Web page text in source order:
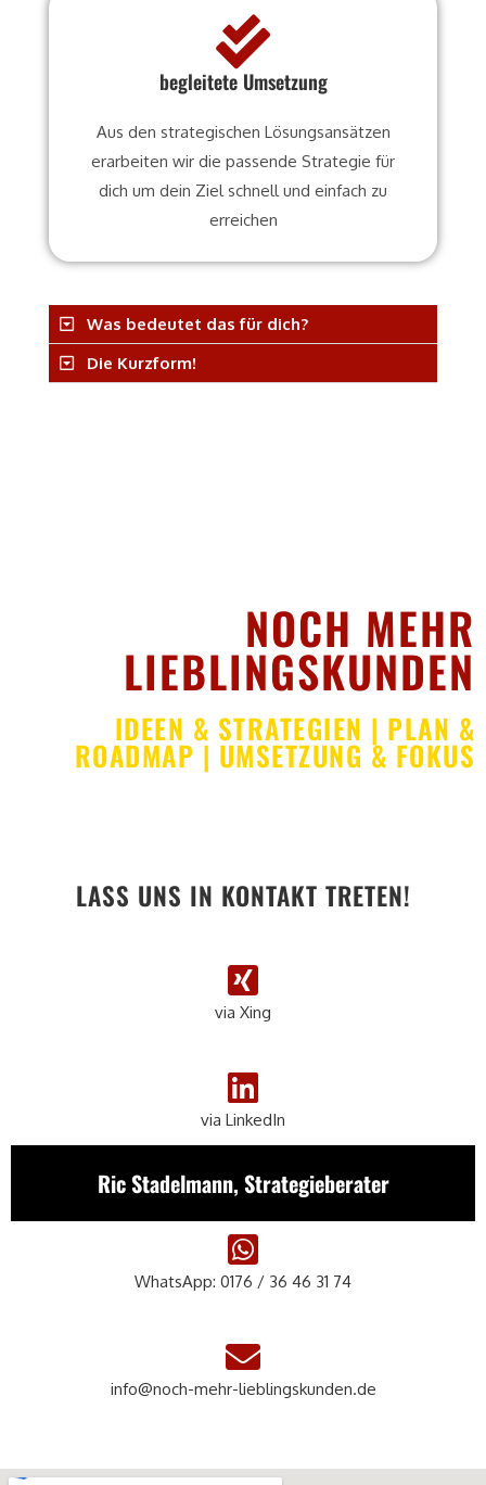
begleitete Umsetzung
Aus den strategischen Lösungsansätzen
erarbeiten wir die passende Strategie für
dich um dein Ziel schnell und einfach zu
erreichen
Was bedeutet das für dich?
Die Kurzform!
NOCH MEHR
LIEBLINGSKUNDEN
IDEEN & STRATEGIEN | PLAN &
ROADMAP | UMSETZUNG & FOKUS​
LASS UNS IN KONTAKT TRETEN!
via Xing
via LinkedIn
Ric Stadelmann, Strategieberater
WhatsApp: 0176 / 36 46 31 74
info@noch-mehr-lieblingskunden.de